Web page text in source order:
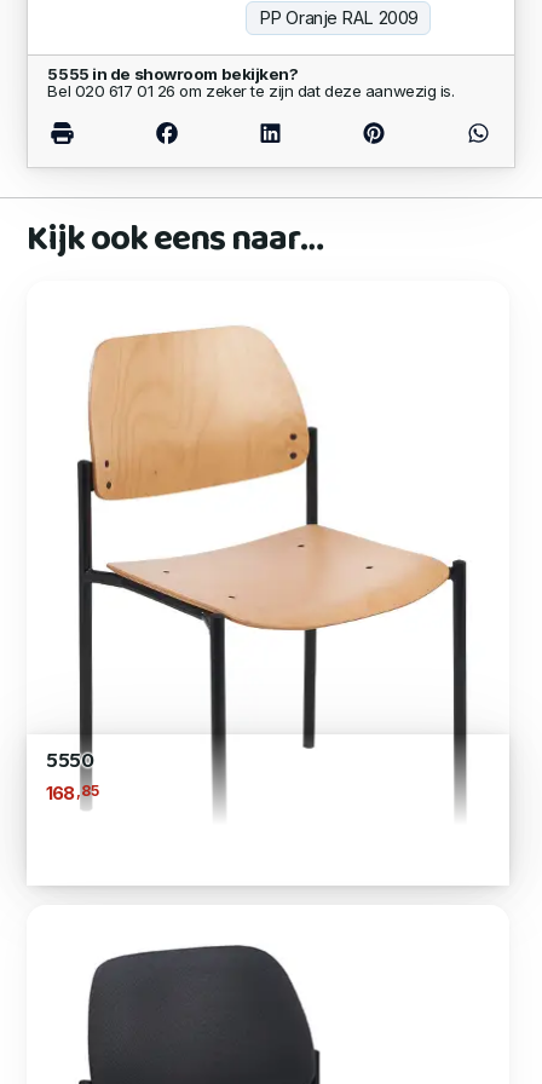
PP Oranje RAL 2009
5555 in de showroom bekijken?
Bel 020 617 01 26 om zeker te zijn dat deze aanwezig is.
Kijk ook eens naar…
5550
168,85